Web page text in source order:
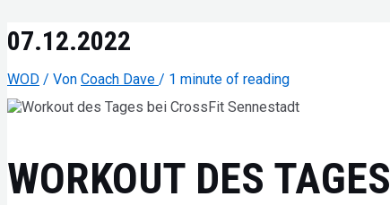
07.12.2022
WOD / Von Coach Dave / 1 minute of reading
WORKOUT DES TAGES